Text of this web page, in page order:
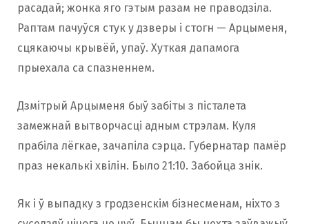
расадай; жонка яго гэтым разам не праводзіла.
Раптам пачуўся стук у дзверы і стогн — Арцыменя,
сцякаючы крывёй, упаў. Хуткая дапамога
прыехала са спазненнем.
Дзмітрый Арцыменя быў забіты з пісталета
замежнай вытворчасці адным стрэлам. Куля
прабіла лёгкае, зачапіла сэрца. Губернатар памёр
праз некалькі хвілін. Было 21:10. Забойца знік.
Як і ў выпадку з гродзенскім бізнесменам, ніхто з